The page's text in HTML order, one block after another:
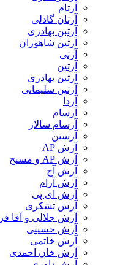
آرتام
آرتان گادلی
آرتبن بهادری
آرتين شاهوران
آرتی
آرتین
آرتین بهادری
آرتین سلیمانی
آردا
آرسام
آرسام سالار
آرسین
آرش AP
آرش AP و مسیح
آرش آج
آرش آرام
آرش ای پی
آرش تشکری
آرش جلالی و آقا فرا
آرش حسینی
آرش خاتمی
آرش خان احمدی